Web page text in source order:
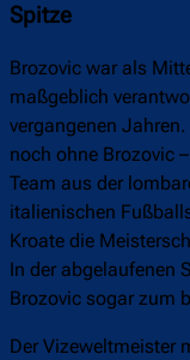
Spitze
Brozovic war als
maßgeblich
vergangenen
noch ohne Brozovic
Team aus der
italienischen
Kroate die
In der abgelaufenen
Brozovic sogar zum
Der Vizeweltmeister